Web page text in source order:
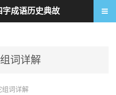
词详解
组词详解
字成语历史典故